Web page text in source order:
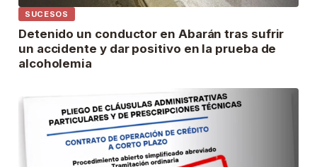
SUCESOS
Detenido un conductor en Abarán tras sufrir
un accidente y dar positivo en la prueba de
alcoholemia